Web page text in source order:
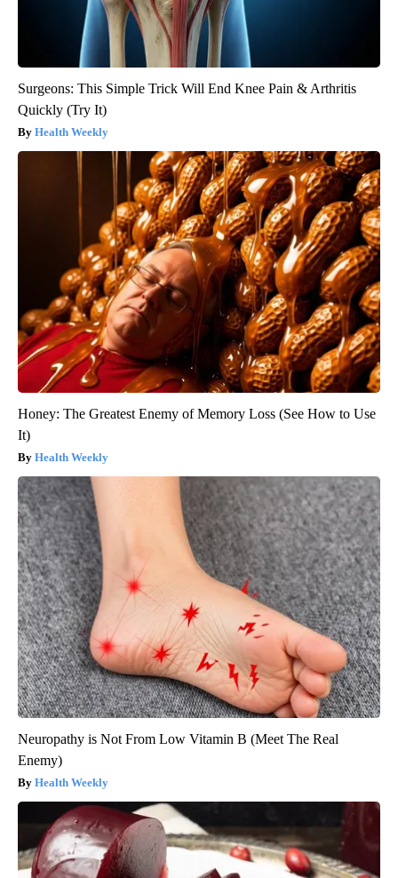
Surgeons: This Simple Trick Will End Knee Pain & Arthritis
Quickly (Try It)
Health Weekly
Honey: The Greatest Enemy of Memory Loss (See How to Use
It)
Health Weekly
Neuropathy is Not From Low Vitamin B (Meet The Real
Enemy)
Health Weekly